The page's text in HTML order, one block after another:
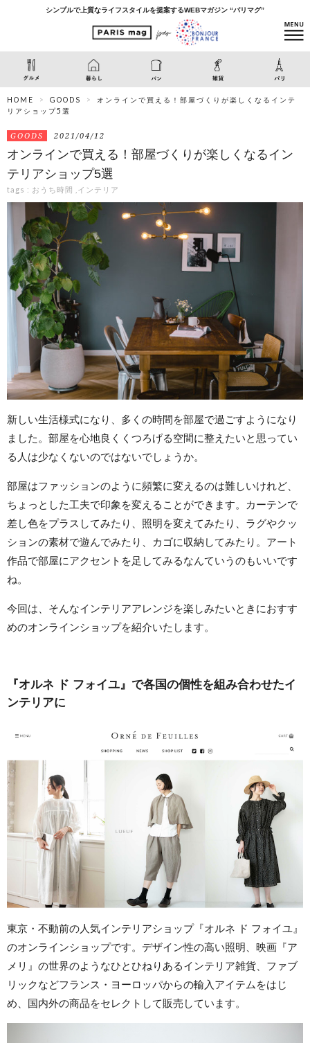
シンプルで上質なライフスタイルを提案するWEBマガジン “パリマグ”
HOME GOODS
オンラインで買える！部屋づくりが楽しくなるインテ
リアショップ5選
GOODS 2021/04/12
オンラインで買える！部屋づくりが楽しくなるイン
テリアショップ5選
tags : おうち時間 インテリア
新しい生活様式になり、多くの時間を部屋で過ごすようになり
ました。部屋を心地良くくつろげる空間に整えたいと思ってい
る人は少なくないのではないでしょうか。
部屋はファッションのように頻繁に変えるのは難しいけれど、
ちょっとした工夫で印象を変えることができます。カーテンで
差し色をプラスしてみたり、照明を変えてみたり、ラグやクッ
ションの素材で遊んでみたり、カゴに収納してみたり。アート
作品で部屋にアクセントを足してみるなんていうのもいいです
ね。
今回は、そんなインテリアアレンジを楽しみたいときにおすす
めのオンラインショップを紹介いたします。
『オルネ ド フォイユ』で各国の個性を組み合わせたイ
ンテリアに
東京・不動前の人気インテリアショップ『オルネ ド フォイユ』
のオンラインショップです。デザイン性の高い照明、映画『ア
メリ』の世界のようなひとひねりあるインテリア雑貨、ファブ
リックなどフランス・ヨーロッパからの輸入アイテムをはじ
め、国内外の商品をセレクトして販売しています。